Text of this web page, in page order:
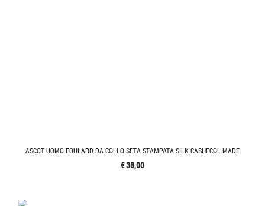
ASCOT UOMO FOULARD DA COLLO SETA STAMPATA SILK CASHECOL MADE
€ 38,00